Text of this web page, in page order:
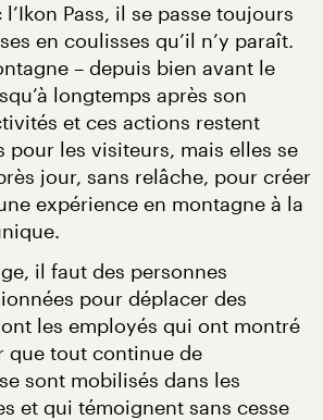
Pass, il se passe toujours
en coulisses qu’il n’y paraît.
– depuis bien avant le
longtemps après son
et ces actions restent
pour les visiteurs, mais elles se
jour, sans relâche, pour créer
expérience en montagne à la
il faut des personnes
pour déplacer des
les employés qui ont montré
que tout continue de
sont mobilisés dans les
et qui témoignent sans cesse